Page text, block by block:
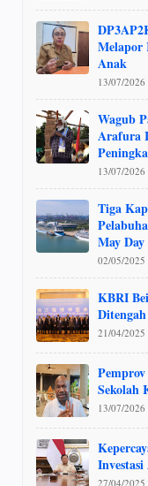
Melapor
Anak
13/07/
Wagub
Arafura
13/07/
Tiga
May Day
02/05/
KBRI
21/04/
Sekolah
13/07/
27/04/